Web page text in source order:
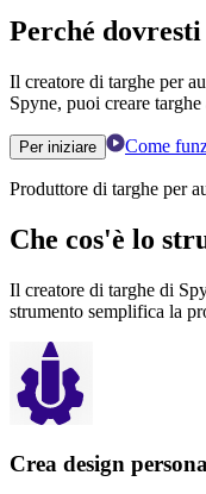
Perché
Il creatore di targhe per
Spyne, puoi creare
Per iniziare Come
Produttore di targhe per
Che cos'è lo
Il creatore di targhe di
strumento semplifica la
Crea design